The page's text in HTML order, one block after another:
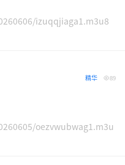
izuqqjiaga1.m3u8
89
精华
oezvwubwag1.m3u